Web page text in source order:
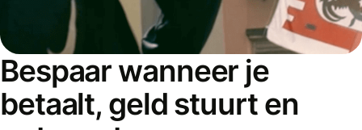
Bespaar wanneer je
betaalt, geld stuurt en